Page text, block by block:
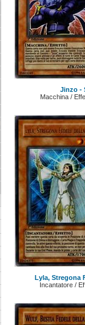
Jinzo -
Macchina /
Lyla, Stregona
Incantatore /